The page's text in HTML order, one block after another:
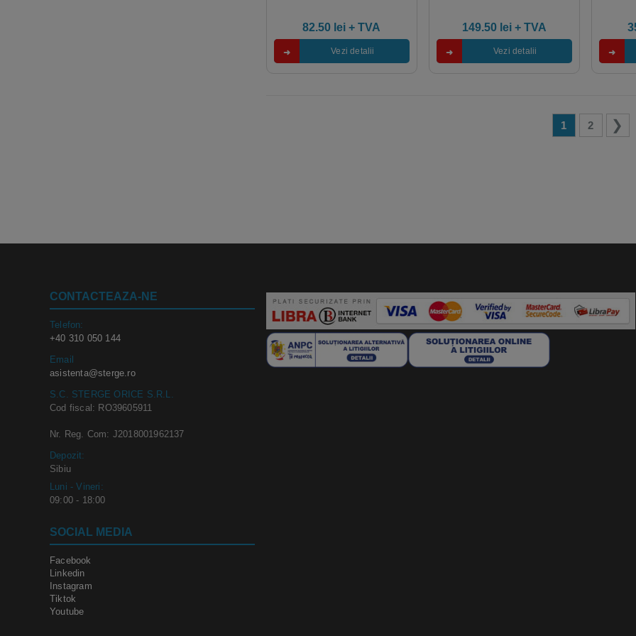
ventilatie
82.50 lei + TVA
Vezi detalii
149.50 lei+ TVA
Vezi detalii
1 2
CONTACTEAZA-NE
Telefon:
+40 310 050 144
Email
asistenta@sterge.ro
S.C. STERGE ORICE S.R.L.
Cod fiscal: RO39605911
Nr. Reg. Com: J2018001962137
Depozit:
Sibiu
Luni - Vineri:
09:00 - 18:00
SOCIAL MEDIA
Facebook
Linkedin
Instagram
Tiktok
Youtube